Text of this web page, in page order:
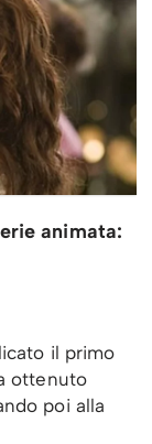
animata:
il primo
ottenuto
poi alla